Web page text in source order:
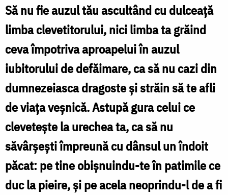
la
bârfă
și
nu
deschide
ca
să
vorbești
de
rău
Să nu fie auzul tău ascultând cu dulceaţă
limba clevetitorului, nici limba ta grăind
ceva împotriva aproapelui în auzul
iubitorului de defăimare, ca să nu cazi din
dumnezeiasca dragoste şi străin să te afli
de viaţa veşnică. Astupă gura celui ce
cleveteşte la urechea ta, ca să nu
săvârşeşti împreună cu dânsul un îndoit
păcat: pe tine obişnuindu-te în patimile ce
duc la pieire, şi pe acela neoprindu-l de a fi